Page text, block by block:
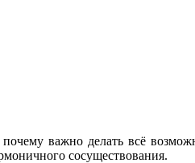
важно делать всё
сосуществования.